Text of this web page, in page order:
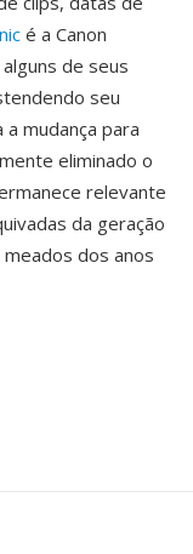
é a Canon
de seus
seu
a mudança para
eliminado o
relevante
da geração
dos anos